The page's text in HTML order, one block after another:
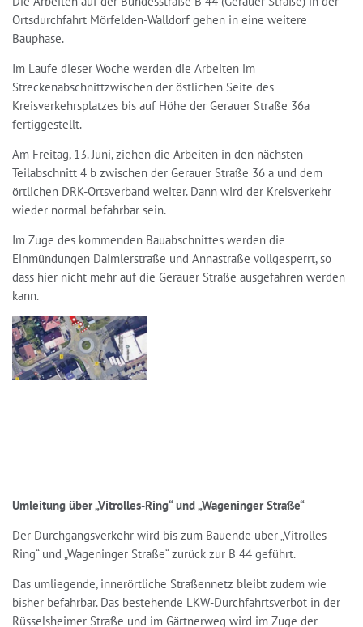
Ortsdurchfahrt Mörfelden-Walldorf gehen in eine weitere
Bauphase.
Im Laufe dieser Woche werden die Arbeiten im
Streckenabschnittzwischen der östlichen Seite des
Kreisverkehrsplatzes bis auf Höhe der Gerauer Straße 36a
fertiggestellt.
Am Freitag, 13. Juni, ziehen die Arbeiten in den nächsten
Teilabschnitt 4 b zwischen der Gerauer Straße 36 a und dem
örtlichen DRK-Ortsverband weiter. Dann wird der Kreisverkehr
wieder normal befahrbar sein.
Im Zuge des kommenden Bauabschnittes werden die
Einmündungen Daimlerstraße und Annastraße vollgesperrt, so
dass hier nicht mehr auf die Gerauer Straße ausgefahren werden
kann.
Umleitung über „Vitrolles-Ring“ und „Wageninger Straße“
Der Durchgangsverkehr wird bis zum Bauende über „Vitrolles-
Ring“ und „Wageninger Straße“ zurück zur B 44 geführt.
Das umliegende, innerörtliche Straßennetz bleibt zudem wie
bisher befahrbar. Das bestehende LKW-Durchfahrtsverbot in der
Rüsselsheimer Straße und im Gärtnerweg wird im Zuge der